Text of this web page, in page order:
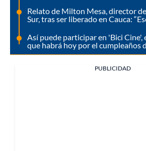
Relato de Milton Mesa, director
Sur, tras ser liberado en Cauca:
Así puede participar en 'Bici
que habrá hoy por el cumpleaños
PUBLICIDAD